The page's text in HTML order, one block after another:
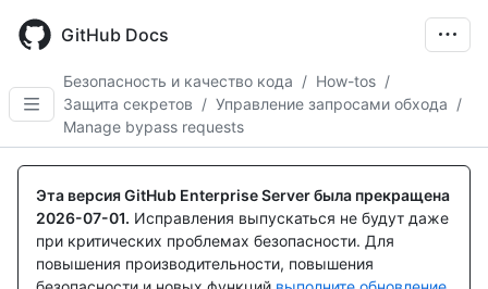
main
GitHub Docs
Безопасность и качество кода / How-tos /
Защита секретов / Управление запросами обхода /
Manage bypass requests
Эта версия GitHub Enterprise Server была прекращена
2026-07-01. Исправления выпускаться не будут даже
при критических проблемах безопасности. Для
повышения производительности, повышения